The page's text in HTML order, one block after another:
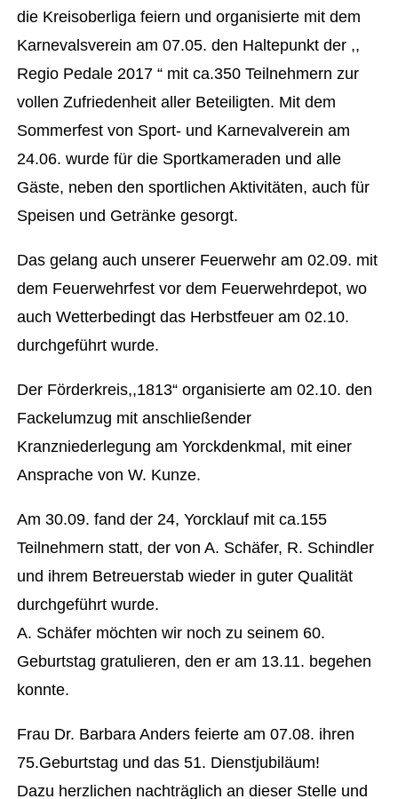
die Kreisoberliga feiern und organisierte mit dem
Karnevalsverein am 07.05. den Haltepunkt der ,,
Regio Pedale 2017 “ mit ca.350 Teilnehmern zur
vollen Zufriedenheit aller Beteiligten. Mit dem
Sommerfest von Sport- und Karnevalverein am
24.06. wurde für die Sportkameraden und alle
Gäste, neben den sportlichen Aktivitäten, auch für
Speisen und Getränke gesorgt.
Das gelang auch unserer Feuerwehr am 02.09. mit
dem Feuerwehrfest vor dem Feuerwehrdepot, wo
auch Wetterbedingt das Herbstfeuer am 02.10.
durchgeführt wurde.
Der Förderkreis,,1813“ organisierte am 02.10. den
Fackelumzug mit anschließender
Kranzniederlegung am Yorckdenkmal, mit einer
Ansprache von W. Kunze.
Am 30.09. fand der 24, Yorcklauf mit ca.155
Teilnehmern statt, der von A. Schäfer, R. Schindler
und ihrem Betreuerstab wieder in guter Qualität
durchgeführt wurde.
A. Schäfer möchten wir noch zu seinem 60.
Geburtstag gratulieren, den er am 13.11. begehen
konnte.
Frau Dr. Barbara Anders feierte am 07.08. ihren
75.Geburtstag und das 51. Dienstjubiläum!
Dazu herzlichen nachträglich an dieser Stelle und